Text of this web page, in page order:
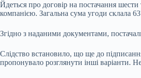
Йдеться про договір на постачання
компанією. Загальна сума угоди склала
Згідно з наданими документами,
Слідство встановило, що ще до
пропонувало розглянути інші варіанти.